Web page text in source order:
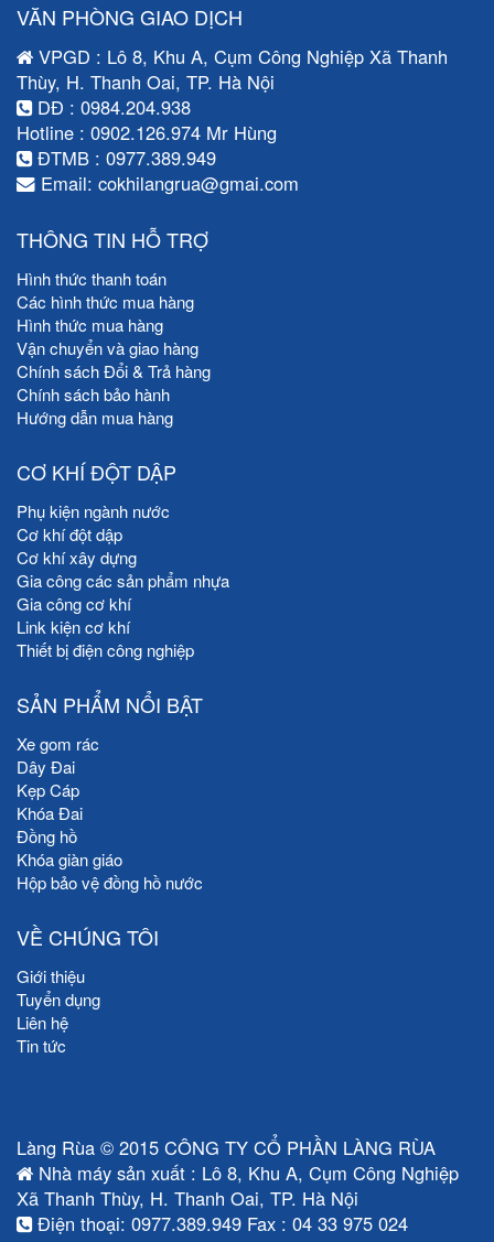
VĂN PHÒNG GIAO DỊCH
VPGD : Lô 8, Khu A, Cụm Công Nghiệp Xã Thanh
Thùy, H. Thanh Oai, TP. Hà Nội
DĐ : 0984.204.938
Hotline : 0902.126.974 Mr Hùng
ĐTMB : 0977.389.949
Email: cokhilangrua@gmai.com
THÔNG TIN HỖ TRỢ
Hình thức thanh toán
Các hình thức mua hàng
Hình thức mua hàng
Vận chuyển và giao hàng
Chính sách Đổi & Trả hàng
Chính sách bảo hành
Hướng dẫn mua hàng
CƠ KHÍ ĐỘT DẬP
Phụ kiện ngành nước
Cơ khí đột dập
Cơ khí xây dựng
Gia công các sản phẩm nhựa
Gia công cơ khí
Link kiện cơ khí
Thiết bị điện công nghiệp
SẢN PHẨM NỔI BẬT
Xe gom rác
Dây Đai
Kẹp Cáp
Khóa Đai
Đồng hồ
Khóa giàn giáo
Hộp bảo vệ đồng hồ nước
VỀ CHÚNG TÔI
Giới thiệu
Tuyển dụng
Liên hệ
Tin tức
Làng Rùa © 2015 CÔNG TY CỔ PHẦN LÀNG RÙA
Nhà máy sản xuất : Lô 8, Khu A, Cụm Công Nghiệp
Xã Thanh Thùy, H. Thanh Oai, TP. Hà Nội
Điện thoại: 0977.389.949 Fax : 04 33 975 024